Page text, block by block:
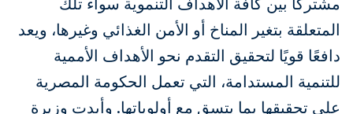
المتعلقة بتغير المناخ أو الأمن الغذائي وغيرها، ويعد
دافعًا قويًا لتحقيق التقدم نحو الأهداف الأممية
للتنمية المستدامة، التي تعمل الحكومة المصرية
على تحقيقها بما يتسق مع أولوياتها. وأبدت وزيرة